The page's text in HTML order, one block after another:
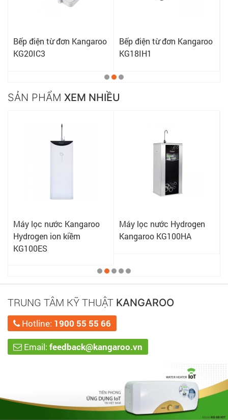
Bếp điện từ đơn Kangaroo
KG20IC3
Bếp điện từ đơn Kangaroo
KG18IH1
SẢN PHẨM XEM NHIỀU
Máy lọc nước Kangaroo
Hydrogen ion kiềm
KG100ES
Máy lọc nước Hydrogen
Kangaroo KG100HA
TRUNG TÂM KỸ THUẬT KANGAROO
Hotline: 1900 55 55 66
Email: feedback@kangaroo.vn